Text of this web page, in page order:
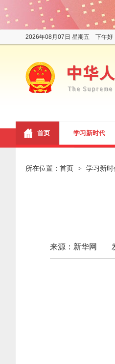
2026年08月07日 星期五 下午好
首页 学习新时代
所在位置： 首页 > 学习新时
来源：新华网